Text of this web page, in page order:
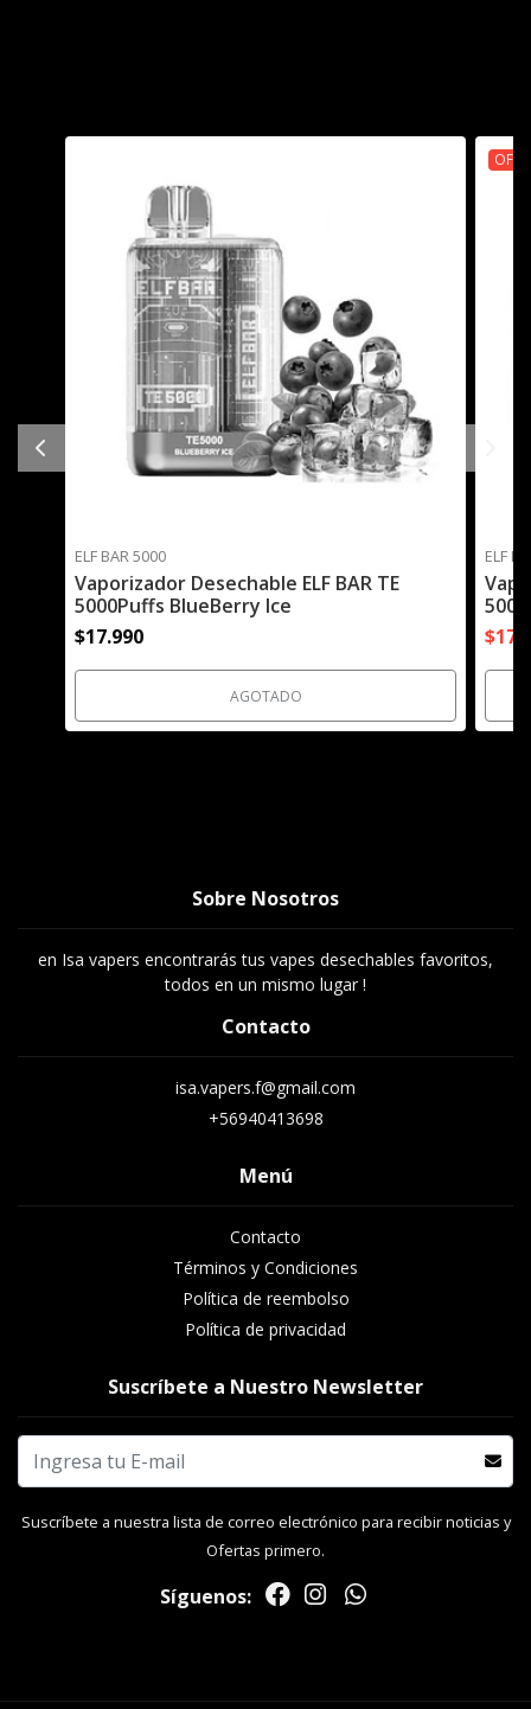
ELF BAR 5000
Vaporizador Desechable ELF BAR TE
5000Puffs BlueBerry Ice
$17.990
AGOTADO
ELF
Sobre Nosotros
en Isa vapers encontrarás tus vapes desechables favoritos,
todos en un mismo lugar !
Contacto
isa.vapers.f@gmail.com
+56940413698
Menú
Contacto
Términos y Condiciones
Política de reembolso
Política de privacidad
Suscríbete a Nuestro Newsletter
Suscríbete a nuestra lista de correo electrónico para recibir noticias y
Ofertas primero.
Síguenos: